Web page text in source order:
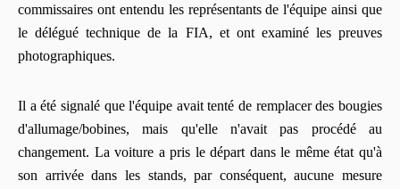
commissaires ont entendu les représentants de l'équipe ainsi que
le délégué technique de la FIA, et ont examiné les preuves
photographiques.
Il a été signalé que l'équipe avait tenté de remplacer des bougies
d'allumage/bobines, mais qu'elle n'avait pas procédé au
changement. La voiture a pris le départ dans le même état qu'à
son arrivée dans les stands, par conséquent, aucune mesure